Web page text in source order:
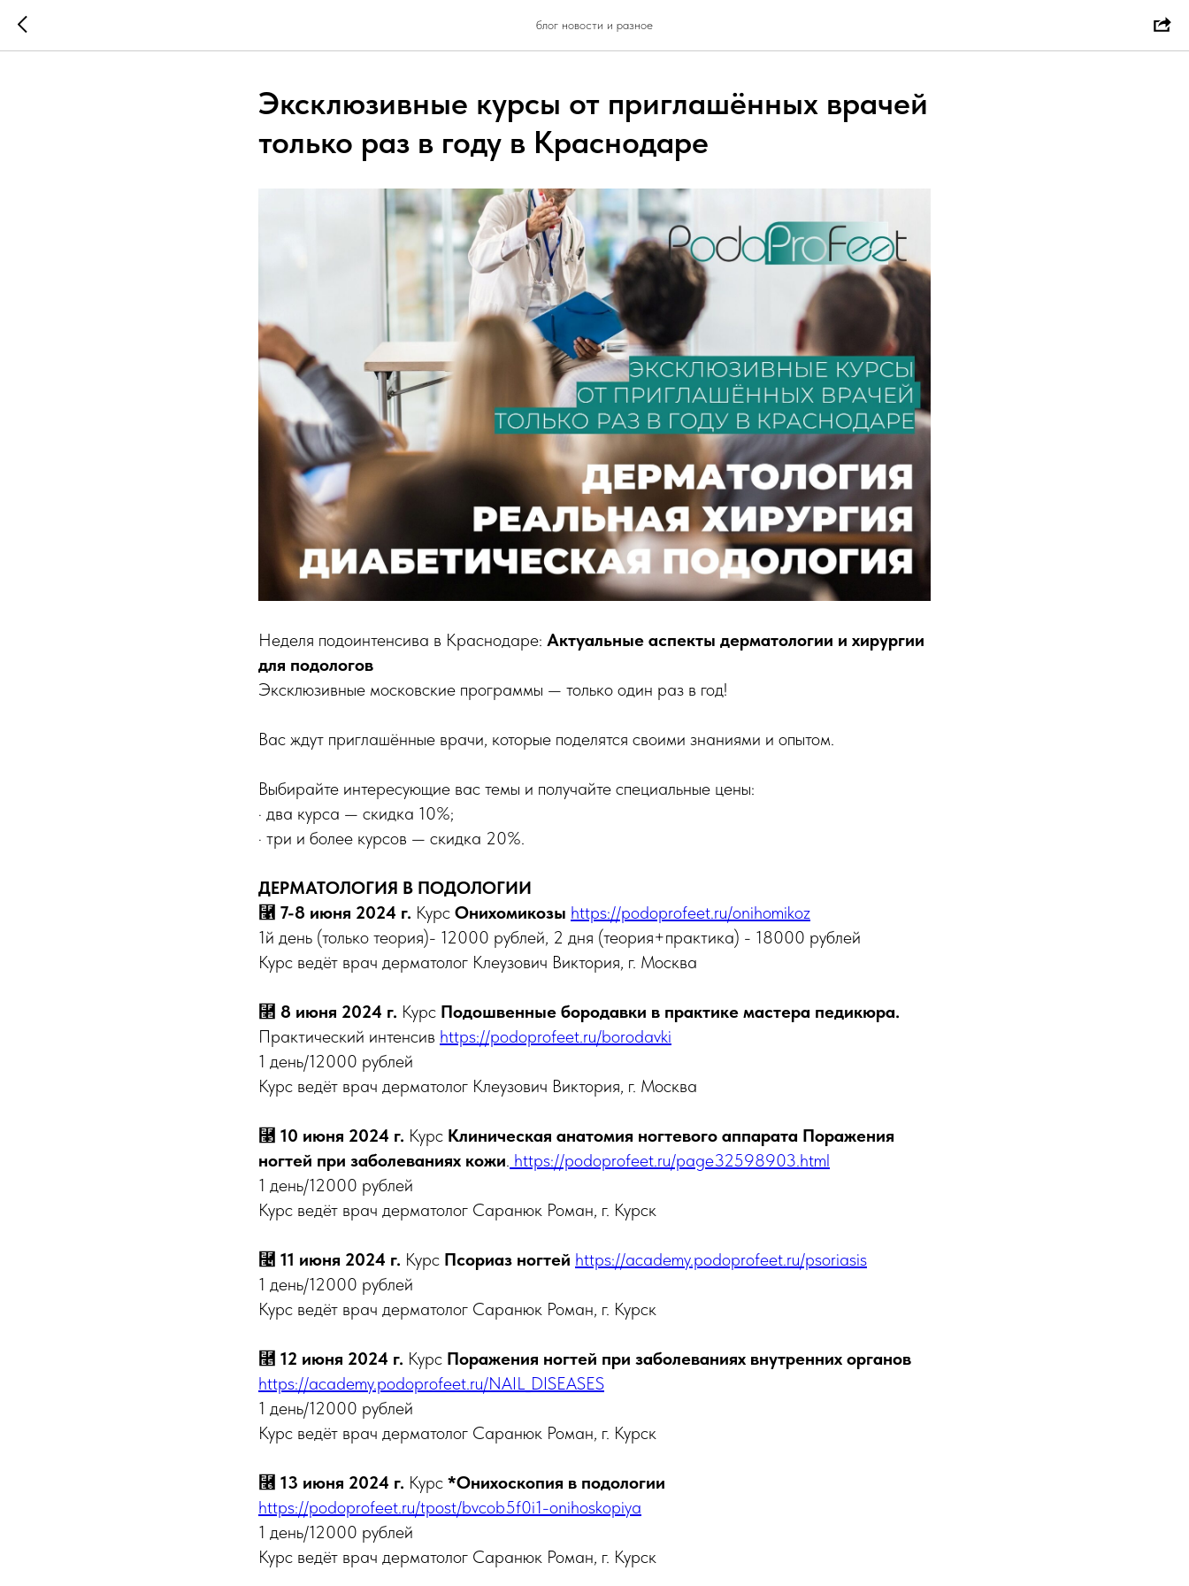
блог новости и разное
Эксклюзивные курсы от приглашённых врачей
только раз в году в Краснодаре
Неделя подоинтенсива в Краснодаре: Актуальные аспекты дерматологии и хирургии
для подологов
Эксклюзивные московские программы — только один раз в год!
Вас ждут приглашённые врачи, которые поделятся своими знаниями и опытом.
Выбирайте интересующие вас темы и получайте специальные цены:
· два курса — скидка 10%;
· три и более курсов — скидка 20%.
ДЕРМАТОЛОГИЯ В ПОДОЛОГИИ
⿡ 7-8 июня 2024 г. Курс Онихомикозы https://podoprofeet.ru/onihomikoz
1й день (только теория)- 12000 рублей, 2 дня (теория+практика) - 18000 рублей
Курс ведёт врач дерматолог Клеузович Виктория, г. Москва
⿢ 8 июня 2024 г. Курс Подошвенные бородавки в практике мастера педикюра.
Практический интенсив https://podoprofeet.ru/borodavki
1 день/12000 рублей
Курс ведёт врач дерматолог Клеузович Виктория, г. Москва
⿣ 10 июня 2024 г. Курс Клиническая анатомия ногтевого аппарата Поражения
ногтей при заболеваниях кожи. https://podoprofeet.ru/page32598903.html
1 день/12000 рублей
Курс ведёт врач дерматолог Саранюк Роман, г. Курск
⿤ 11 июня 2024 г. Курс Псориаз ногтей https://academy.podoprofeet.ru/psoriasis
1 день/12000 рублей
Курс ведёт врач дерматолог Саранюк Роман, г. Курск
⿥ 12 июня 2024 г. Курс Поражения ногтей при заболеваниях внутренних органов
https://academy.podoprofeet.ru/NAIL_DISEASES
1 день/12000 рублей
Курс ведёт врач дерматолог Саранюк Роман, г. Курск
⿦ 13 июня 2024 г. Курс *Онихоскопия в подологии
https://podoprofeet.ru/tpost/bvcob5f0i1-onihoskopiya
1 день/12000 рублей
Курс ведёт врач дерматолог Саранюк Роман, г. Курск